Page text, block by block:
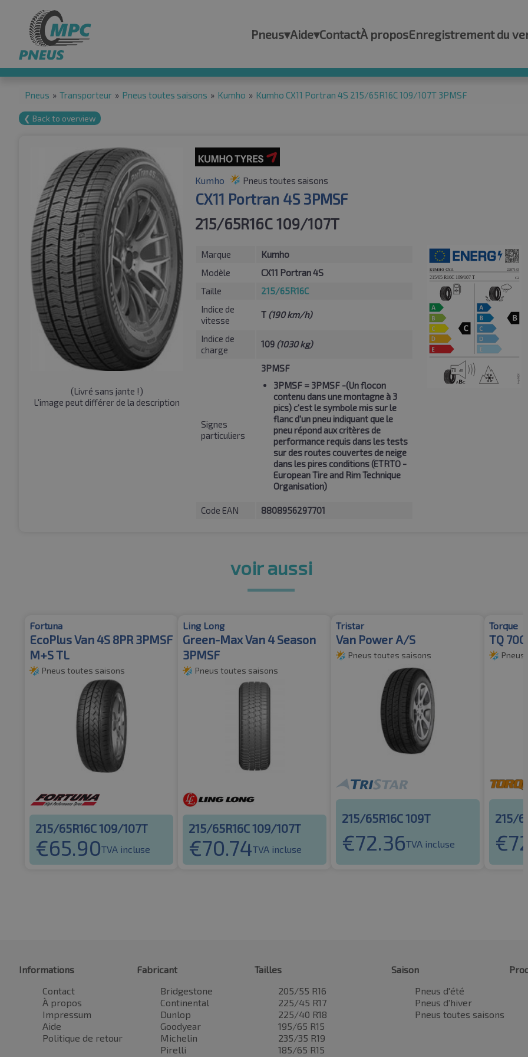
Pneus▾Aide▾ContactÀ proposEnregistrement du
Pneus » Transporteur » Pneus toutes saisons » Kumho » Kumho CX11 Portran 4S 215/65R16C 109/107T 3PMSF
❮ Back to overview
(Livré sans jante !)
L'image peut différer de la description
Kumho Pneus toutes saisons
CX11 Portran 4S 3PMSF
215/65R16C 109/107T
Marque
Kumho
Modèle
CX11 Portran 4S
Taille
215/65R16C
Indice de
vitesse
T (190 km/h)
Indice de
charge
109 (1030 kg)
Signes
particuliers
3PMSF
3PMSF= 3PMSF -(Un flocon
contenu dans une montagne à 3
pics) c'est le symbole mis sur le
flanc d'un pneu indiquant que le
pneu répond aux critères de
performance requis dans les tests
sur des routes couvertes de neige
dans les pires conditions (ETRTO -
European Tire and Rim Technique
Organisation)
Code EAN 8808956297701
voir aussi
Fortuna
EcoPlus Van 4S 8PR 3PMSF
M+S TL
Pneus toutes saisons
215/65R16C 109/107T
€65.90TVA incluse
Ling Long
Green-Max Van 4 Season
3PMSF
Pneus toutes saisons
215/65R16C 109/107T
€70.74TVA incluse
Tristar
Van Power A/S
Pneus toutes saisons
215/65R16C 109T
€72.36TVA incluse
Torque
TQ
Pneus
215/
€
Informations
Contact
À propos
Impressum
Aide
Politique de retour
Fabricant
Bridgestone
Continental
Dunlop
Goodyear
Michelin
Pirelli
Tailles
205/55 R16
225/45 R17
225/40 R18
195/65 R15
235/35 R19
185/65 R15
Saison
Pneus d'été
Pneus d'hiver
Pneus toutes saisons